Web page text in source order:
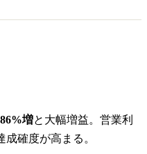
増と大幅増益。営業利
確度が高まる。